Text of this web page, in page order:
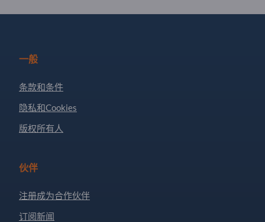
一般
条款和条件
隐私和Cookies
版权所有人
伙伴
注册成为合作伙伴
订阅新闻